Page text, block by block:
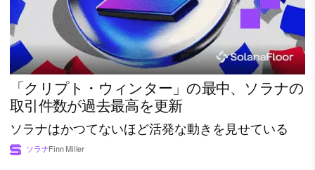
「クリプト・ウィンター」の最中、ソラナの
取引件数が過去最高を更新
ソラナはかつてないほど活発な動きを見せている
ソラナFinn Miller